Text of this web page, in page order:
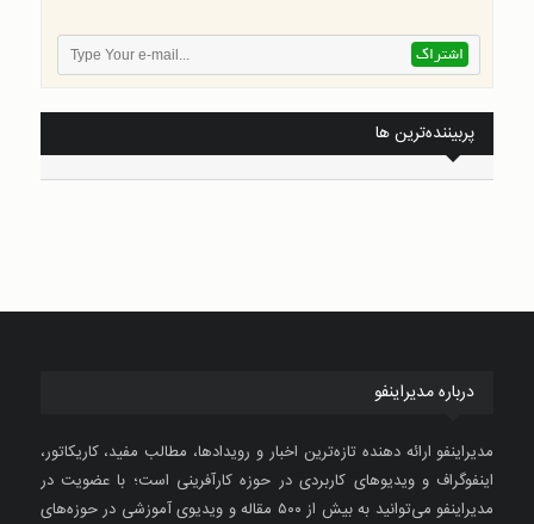
پربیننده‌ترین ها
درباره مدیراینفو
مدیراینفو ارائه دهنده تازه‌ترین اخبار و رویدادها، مطالب مفید، کاریکاتور،
اینفوگراف و ویدیوهای کاربردی در حوزه کارآفرینی است؛ با عضویت در
مدیراینفو می‌توانید به بیش از ۵۰۰ مقاله و ویدیوی آموزشی در حوزه‌های